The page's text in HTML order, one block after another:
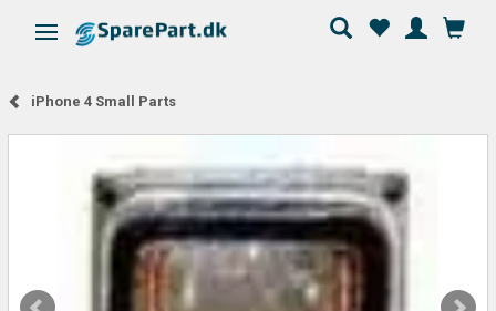
Skifte navigation
iPhone 4 Small Parts